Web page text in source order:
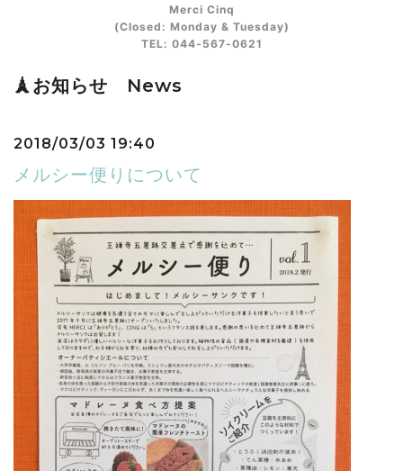
Merci Cinq
(Closed: Monday & Tuesday)
TEL: 044‑567‑0621
🗼お知らせ News
2018/03/03 19:40
メルシー便りについて